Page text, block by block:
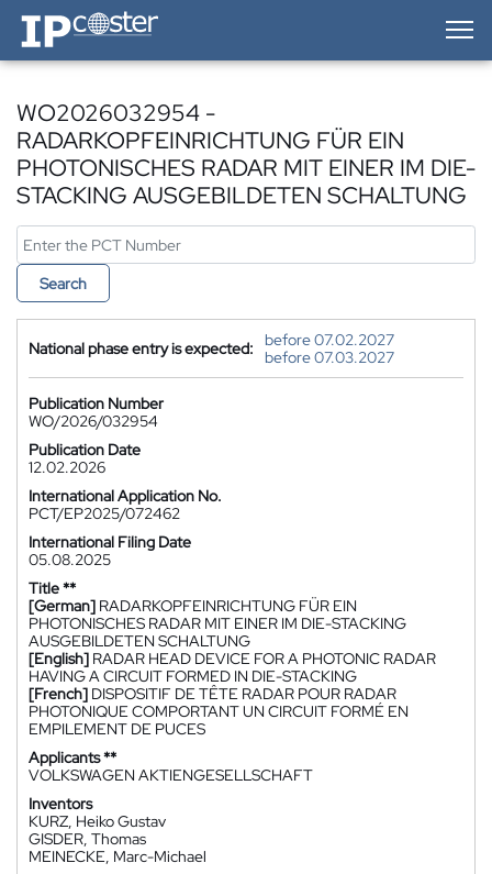
IP-Coster — Home
WO2026032954 -
RADARKOPFEINRICHTUNG FÜR EIN
PHOTONISCHES RADAR MIT EINER IM DIE-
STACKING AUSGEBILDETEN SCHALTUNG
Search
National phase entry is expected:
before 07.02.2027
before 07.03.2027
Publication Number
WO/2026/032954
Publication Date
12.02.2026
International Application No.
PCT/EP2025/072462
International Filing Date
05.08.2025
Title **
[German] RADARKOPFEINRICHTUNG FÜR EIN
PHOTONISCHES RADAR MIT EINER IM DIE-STACKING
AUSGEBILDETEN SCHALTUNG
[English] RADAR HEAD DEVICE FOR A PHOTONIC RADAR
HAVING A CIRCUIT FORMED IN DIE-STACKING
[French] DISPOSITIF DE TÊTE RADAR POUR RADAR
PHOTONIQUE COMPORTANT UN CIRCUIT FORMÉ EN
EMPILEMENT DE PUCES
Applicants **
VOLKSWAGEN AKTIENGESELLSCHAFT
Inventors
KURZ, Heiko Gustav
GISDER, Thomas
MEINECKE, Marc-Michael